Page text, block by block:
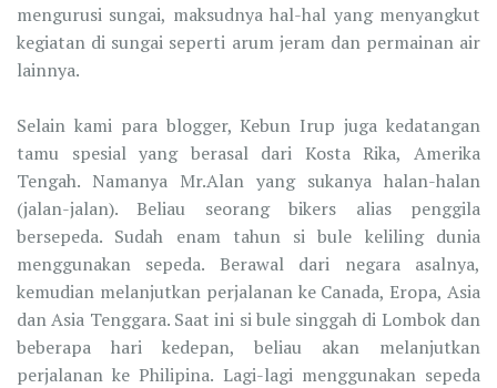
mengurusi sungai, maksudnya hal-hal yang menyangkut
kegiatan di sungai seperti arum jeram dan permainan air
lainnya.
Selain kami para blogger, Kebun Irup juga kedatangan
tamu spesial yang berasal dari Kosta Rika, Amerika
Tengah. Namanya Mr.Alan yang sukanya halan-halan
(jalan-jalan). Beliau seorang bikers alias penggila
bersepeda. Sudah enam tahun si bule keliling dunia
menggunakan sepeda. Berawal dari negara asalnya,
kemudian melanjutkan perjalanan ke Canada, Eropa, Asia
dan Asia Tenggara. Saat ini si bule singgah di Lombok dan
beberapa hari kedepan, beliau akan melanjutkan
perjalanan ke Philipina. Lagi-lagi menggunakan sepeda